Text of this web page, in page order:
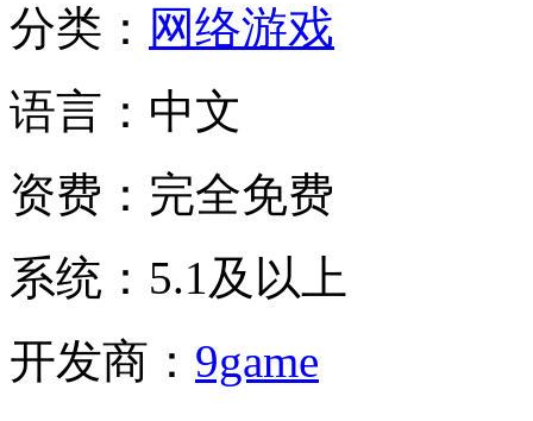
分类： 网络游戏
语言： 中文
资费： 完全免费
系统： 5.1及以上
开发商： 9game